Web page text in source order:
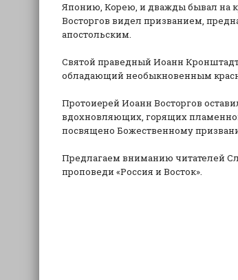
Японию, Корею, и дважды бывал на
Восторгов видел призванием,
апостольским.
Святой праведный Иоанн
обладающий необыкновенным
Протоиерей Иоанн Восторгов
вдохновляющих, горящих
посвящено Божественному
Предлагаем вниманию читателей
проповеди «Россия и Восток».